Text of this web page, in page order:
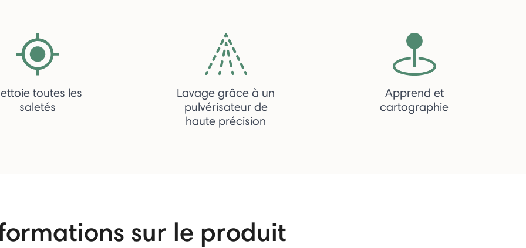
toutes les
saletés
Lavage grâce à un
pulvérisateur de
haute précision
Apprend et
cartographie
sur le produit